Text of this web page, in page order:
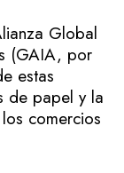
Global
(GAIA, por
estas
de papel y la
comercios